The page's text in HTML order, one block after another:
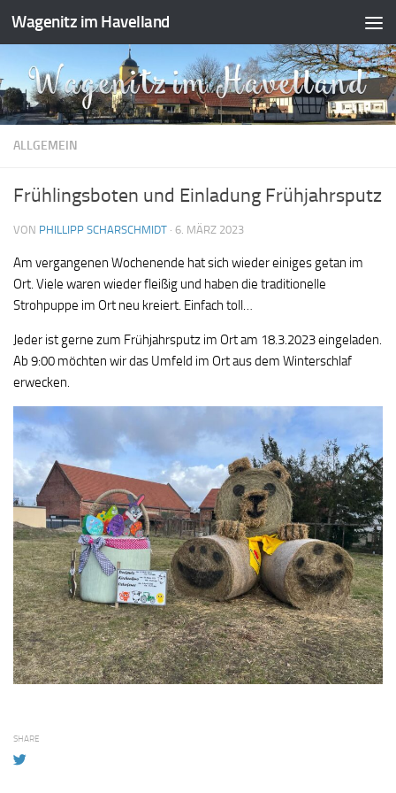
Zum Inhalt springen
Wagenitz im Havelland
ALLGEMEIN
Frühlingsboten und Einladung Frühjahrsputz
VON PHILLIPP SCHARSCHMIDT · 6. MÄRZ 2023
Am vergangenen Wochenende hat sich wieder einiges getan im
Ort. Viele waren wieder fleißig und haben die traditionelle
Strohpuppe im Ort neu kreiert. Einfach toll…
Jeder ist gerne zum Frühjahrsputz im Ort am 18.3.2023 eingeladen.
Ab 9:00 möchten wir das Umfeld im Ort aus dem Winterschlaf
erwecken.
SHARE